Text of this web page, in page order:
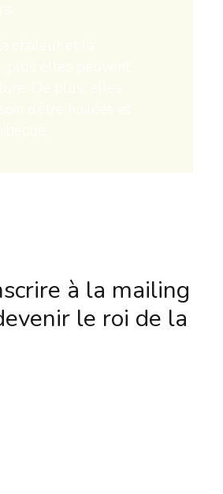
à la mailing
le roi de la